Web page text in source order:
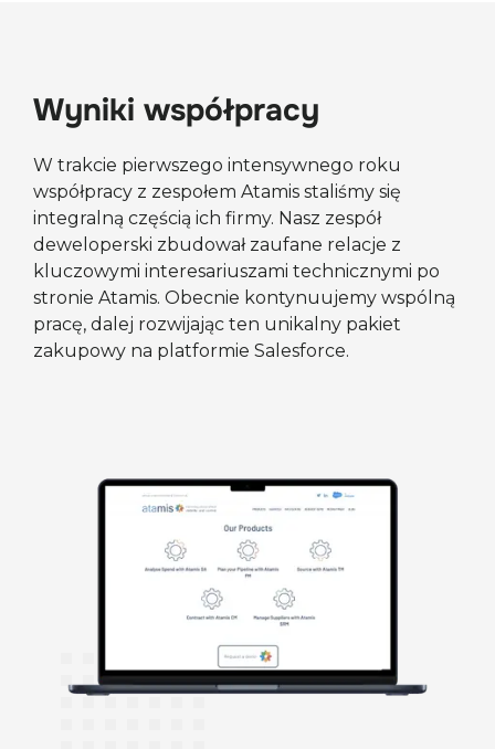
Wyniki współpracy
W trakcie pierwszego intensywnego roku
współpracy z zespołem Atamis staliśmy się
integralną częścią ich firmy. Nasz zespół
deweloperski zbudował zaufane relacje z
kluczowymi interesariuszami technicznymi po
stronie Atamis. Obecnie kontynuujemy wspólną
pracę, dalej rozwijając ten unikalny pakiet
zakupowy na platformie Salesforce.